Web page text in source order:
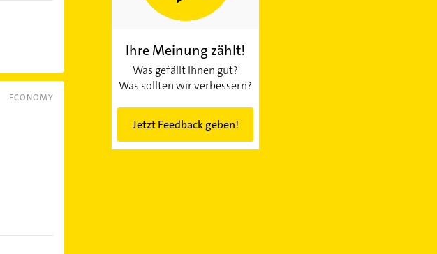
ECONOMY
Ihre Meinung zählt!
Was gefällt Ihnen gut?
Was sollten wir verbessern?
Jetzt Feedback geben!